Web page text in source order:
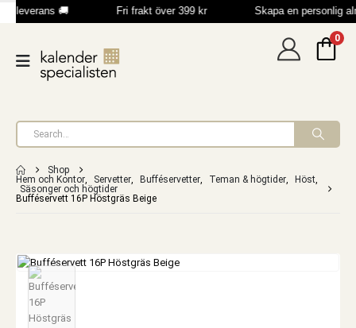
leverans 🚚 Fri frakt över 399 kr Skapa en personlig
0
Shop
Hem och Kontor, Servetter, Bufféservetter, Teman & högtider, Höst,
Säsonger och högtider
Bufféservett 16P Höstgräs Beige